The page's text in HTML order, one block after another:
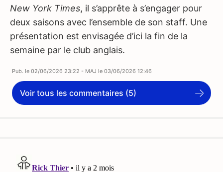
New York Times, il s’apprête à s’engager pour
deux saisons avec l’ensemble de son staff. Une
présentation est envisagée d’ici la fin de la
semaine par le club anglais.
Pub. le 02/06/2026 23:22 - MAJ le 03/06/2026 12:46
Voir tous les commentaires (5)